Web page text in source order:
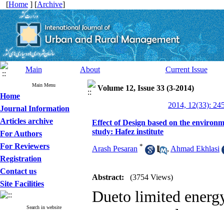
[Home ] [Archive]
Main About Current Issue
Main Menu
Home
Journal Information
Articles archive
For Authors
For Reviewers
Registration
Contact us
Site Facilities
Search in website
Volume 12, Issue 33 (3-2014)
2014, 12(33):
Effect of Design based on the
study: Hafez institute
Arash Pesaran * , Ahmad Ekhlasi
Abstract: (3754 Views)
Due‌to limited